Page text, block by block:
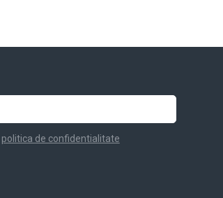
politica de confidentialitate